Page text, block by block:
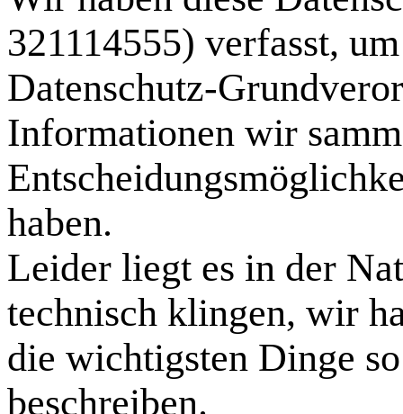
321114555) verfasst,
Datenschutz-
Informationen wir
haben.
Leider liegt es in der
technisch klingen, wir
die wichtigsten Dinge
beschreiben.